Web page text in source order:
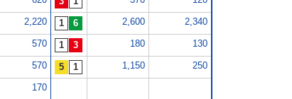
2,220 2,600 2,340
570 180 130
570 1,150 250
170